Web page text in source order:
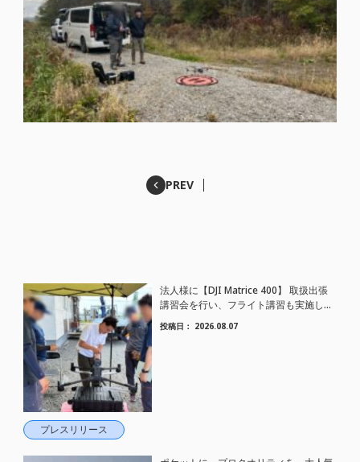
PREV
プレスリリース
法人様に【DJI Matrice 400】 取扱出張
講習会を行い、フライト講習も実施しま
した。
投稿日： 2026.08.07